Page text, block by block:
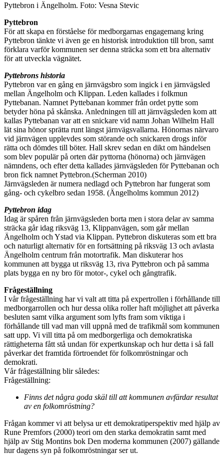
Pyttebron i Ängelholm. Foto: Vesna Stevic
Pyttebron
För att skapa en förståelse för medborgarnas engagemang kring
Pyttebron tänkte vi även ge en historisk introduktion till bron, samt
förklara varför kommunen ser denna sträcka som ett bra alternativ
för att utveckla vägnätet.
Pyttebrons historia
Pyttebron var en gång en järnvägsbro som ingick i en järnvägsled
mellan Ängelholm och Klippan. Leden kallades i folkmun
Pyttebanan. Namnet Pyttebanan kommer från ordet pytte som
betyder höna på skånska. Anledningen till att järnvägsleden kom att
kallas Pyttebanan var att en snickare vid namn Johan Wilhelm Hall
lät sina hönor sprätta runt längst järnvägsvallarna. Hönornas närvaro
vid järnvägen upplevdes som störande och snickaren drogs inför
rätta och dömdes till böter. Hall skrev sedan en dikt om händelsen
som blev populär på orten där pyttorna (hönorna) och järnvägen
nämndens, och efter detta kallades järnvägsleden för Pyttebanan och
bron fick namnet Pyttebron.(Scherman 2010)
Järnvägsleden är numera nedlagd och Pyttebron har fungerat som
gång- och cykelbro sedan 1958. (Ängelholms kommun 2012)
Pyttebron idag
Idag är spåren från järnvägsleden borta men i stora delar av samma
sträcka går idag riksväg 13, Klippanvägen, som går mellan
Ängelholm och Ystad via Klippan. Pyttebron diskuteras som ett bra
och naturligt alternativ för en fortsättning på riksväg 13 och avlasta
Ängelholm centrum från motortrafik. Man diskuterar hos
kommunen att bygga ut riksväg 13, riva Pyttebron och på samma
plats bygga en ny bro för motor-, cykel och gångtrafik.
Frågeställning
I vår frågeställning har vi valt att titta på expertrollen i förhållande till
medborgarrollen och hur dessa olika roller haft möjlighet att påverka
besluten samt vilka argument som lyfts fram som viktiga i
förhållande till vad man vill uppnå med de trafikmål som kommunen
satt upp. Vi vill titta på om medborgerliga och demokratiska
rättigheterna fått stå undan för expertkunskap och hur detta i så fall
påverkar det framtida förtroendet för folkomröstningar och
demokrati.
Vår frågeställning blir således:
Frågeställning:
Finns det några goda skäl till att kommunen avfärdar resultat
av en folkomröstning?
Frågan kommer vi att belysa ur ett demokratiperspektiv med hjälp av
Rune Premfors (2000) teori om den starka demokratin samt med
hjälp av Stig Montins bok Den moderna kommunen (2007) gällande
hur dagens syn på folkomröstningar ser ut.